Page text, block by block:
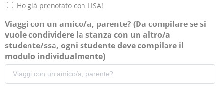
Ho già prenotato con LISA!
Viaggi con un amico/a, parente? (Da compilare se si
vuole condividere la stanza con un altro/a
studente/ssa, ogni studente deve compilare il
modulo individualmente)